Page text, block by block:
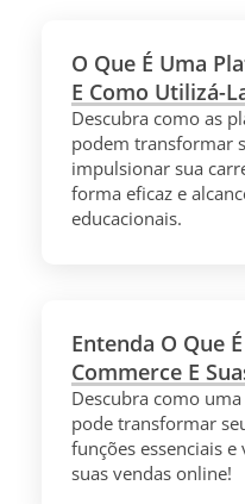
O Que É Uma
E Como Utilizá-
Descubra como as
podem transformar
impulsionar sua
forma eficaz e
educacionais.
Entenda O Que
Commerce E
Descubra como
pode transformar
funções essenciais
suas vendas online!